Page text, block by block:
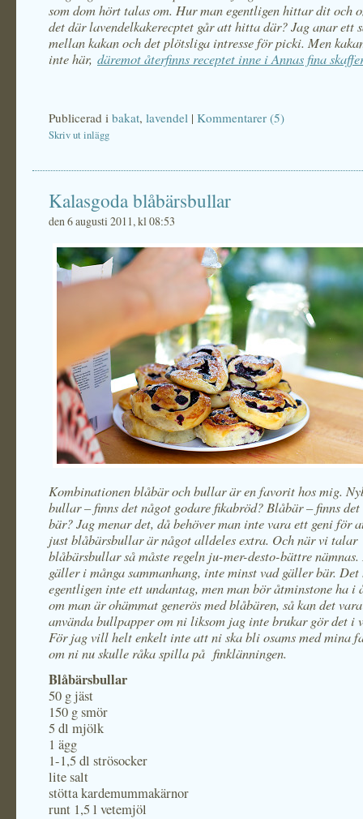
som dom hört talas om. Hur man egentligen hittar dit och
det där lavendelkakerecptet går att hitta där? Jag anar ett
mellan kakan och det plötsliga intresse för picki. Men
inte här, däremot återfinns receptet inne i Annas fina
Publicerad i bakat, lavendel | Kommentarer (5)
Skriv ut inlägg
Kalasgoda blåbärsbullar
den 6 augusti 2011, kl 08:53
Kombinationen blåbär och bullar är en favorit hos mig.
bullar – finns det något godare fikabröd? Blåbär – finns
bär? Jag menar det, då behöver man inte vara ett geni för
just blåbärsbullar är något alldeles extra. Och när vi talar
blåbärsbullar så måste regeln ju-mer-desto-bättre nämnas.
gäller i många sammanhang, inte minst vad gäller bär.
egentligen inte ett undantag, men man bör åtminstone ha i
om man är ohämmat generös med blåbären, så kan det
använda bullpapper om ni liksom jag inte brukar gör det i
För jag vill helt enkelt inte att ni ska bli osams med mina
om ni nu skulle råka spilla på finklänningen.
Blåbärsbullar
50 g jäst
150 g smör
5 dl mjölk
1 ägg
1-1,5 dl strösocker
lite salt
stötta kardemummakärnor
runt 1,5 l vetemjöl